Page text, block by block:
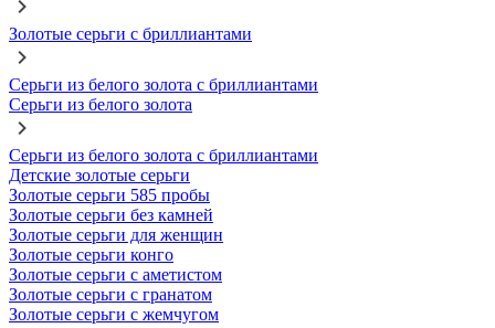
Золотые серьги с бриллиантами
Серьги из белого золота с бриллиантами
Серьги из белого золота
Серьги из белого золота с бриллиантами
Детские золотые серьги
Золотые серьги 585 пробы
Золотые серьги без камней
Золотые серьги для женщин
Золотые серьги конго
Золотые серьги с аметистом
Золотые серьги с гранатом
Золотые серьги с жемчугом